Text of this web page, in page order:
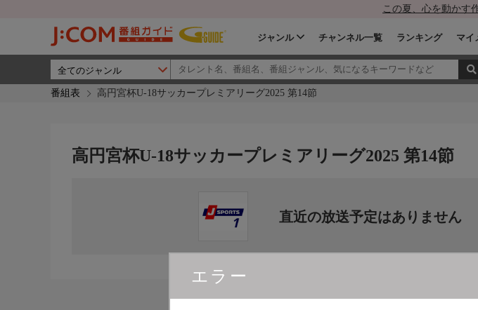
この夏、心を動かす
ジャンル チャンネル一覧 ランキング マイ
番組表 高円宮杯U-18サッカープレミアリーグ2025 第14節
エラー
高円宮杯U-18サッカープレミアリーグ2025 第14節
直近の放送予定はありません